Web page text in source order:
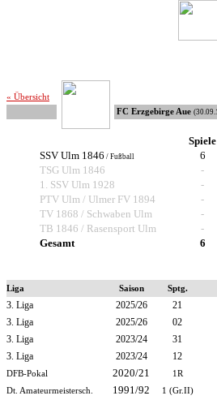
« Übersicht
FC Erzgebirge Aue (
Spiele
SSV Ulm 1846 / Fußball 6
TSG Ulm 1846
-
1. SSV Ulm 1928
-
PTV Ulm / Ulmer FV 1894
-
TV 1868 / Schwaben Ulm
-
TB 1846 / Rasensport Ulm
-
Gesamt
6
Liga Saison Sptg.
3. Liga 2025/26 21
3. Liga
2025/26 02
3. Liga
2023/24 31
3. Liga
2023/24 12
DFB-Pokal 2020/21 1R
Dt. Amateurmeistersch. 1991/92 1 (Gr.II)